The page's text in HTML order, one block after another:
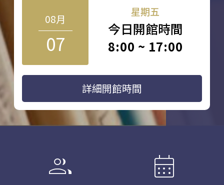
08月
07
星期五
今日開館時間
8:00 ~ 17:00
詳細開館時間
group calendar_month